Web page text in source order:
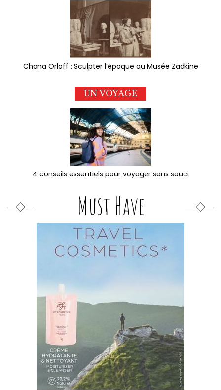
Chana Orloff : Sculpter l’époque au Musée Zadkine
UN VOYAGE
4 conseils essentiels pour voyager sans souci
Must Have